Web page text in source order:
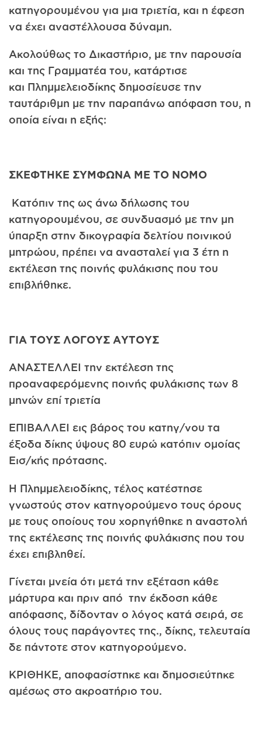
κατηγορουμένου για μια τριετία, και η έφεση
να έχει αναστέλλουσα δύναμη.
Ακολούθως το Δικαστήριο, με την παρουσία
και της Γραμματέα του, κατάρτισε
και Πλημμελειοδίκης δημοσίευσε την
ταυτάριθμη με την παραπάνω απόφαση του, η
οποία είναι η εξής:
ΣΚΕΦΤΗΚΕ ΣΥΜΦΩΝΑ ΜΕ ΤΟ ΝΟΜΟ
Κατόπιν της ως άνω δήλωσης του
κατηγορουμένου, σε συνδυασμό με την μη
ύπαρξη στην δικογραφία δελτίου ποινικού
μητρώου, πρέπει να ανασταλεί για 3 έτη η
εκτέλεση της ποινής φυλάκισης που του
επιβλήθηκε.
ΓΙΑ ΤΟΥΣ ΛΟΓΟΥΣ ΑΥΤΟΥΣ
ΑΝΑΣΤΕΛΛΕΙ την εκτέλεση της
προαναφερόμενης ποινής φυλάκισης των 8
μηνών επί τριετία
ΕΠΙΒΑΛΛΕΙ εις βάρος του κατηγ/νου τα
έξοδα δίκης ύψους 80 ευρώ κατόπιν ομοίας
Εισ/κής πρότασης.
Η Πλημμελειοδίκης, τέλος κατέστησε
γνωστούς στον κατηγορούμενο τους όρους
με τους οποίους του χορηγήθηκε η αναστολή
της εκτέλεσης της ποινής φυλάκισης που του
έχει επιβληθεί.
Γίνεται μνεία ότι μετά την εξέταση κάθε
μάρτυρα και πριν από την έκδοση κάθε
απόφασης, δίδονταν ο λόγος κατά σειρά, σε
όλους τους παράγοντες της., δίκης, τελευταία
δε πάντοτε στον κατηγορούμενο.
ΚΡΙΘΗΚΕ, αποφασίστηκε και δημοσιεύτηκε
αμέσως στο ακροατήριο του.